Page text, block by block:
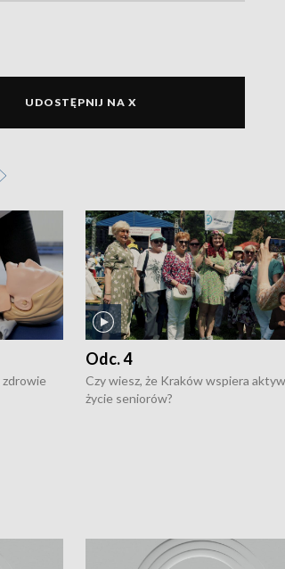
UDOSTĘPNIJ NA X
zdrowie
Odc. 4
Czy wiesz, że Kraków wspiera
życie seniorów?